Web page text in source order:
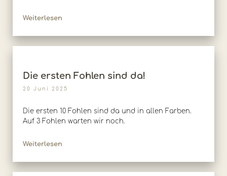
Weiterlesen
Die ersten Fohlen sind da!
20 Juni 2025
Die ersten 10 Fohlen sind da und in allen Farben.
Auf 3 Fohlen warten wir noch.
Weiterlesen